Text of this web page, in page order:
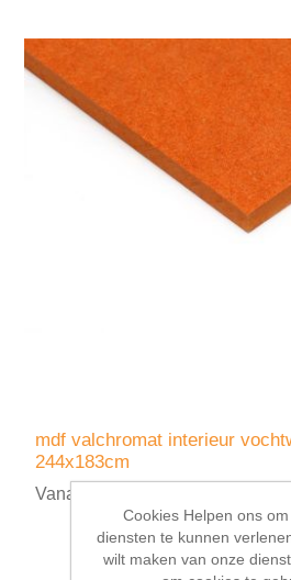
mdf valchromat interieur
244x183cm
Vanaf €215,00 incl. BTW
Cookies Helpen ons
diensten te kunnen
wilt maken van onze